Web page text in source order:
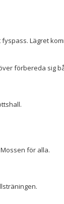
Lägret
förbereda sig
för alla.